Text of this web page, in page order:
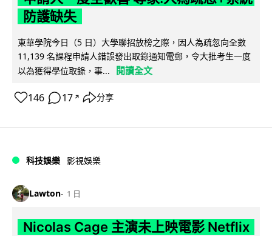
防護缺失
東華學院今日（5 日）大學聯招放榜之際，因人為疏忽向全數
11,139 名課程申請人錯誤發出取錄通知電郵，令大批考生一度
以為獲得學位取錄，事...
閱讀全文
146 17 ↗ 分享
科技娛樂 影視娛樂
Lawton 1 日
Nicolas Cage 主演未上映電影 Netflix